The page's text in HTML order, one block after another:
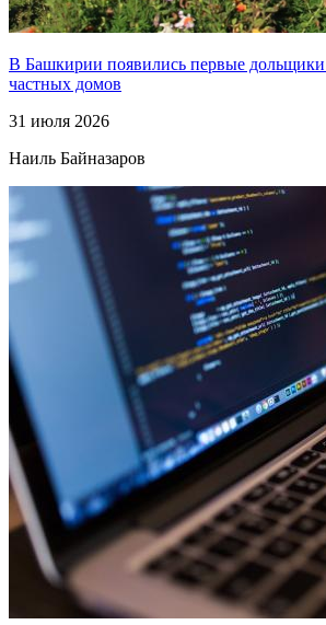
В Башкирии появились первые дольщики
частных домов
31 июля 2026
Наиль Байназаров